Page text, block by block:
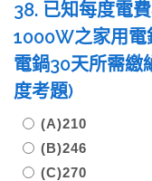
38. 已知每度電
1000W之家用電
電鍋30天所需
度考題)
(A)210
(B)246
(C)270